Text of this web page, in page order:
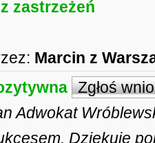
zastrzeżeń
Marcin z
Zgłoś
Adwokat
Dziękuję